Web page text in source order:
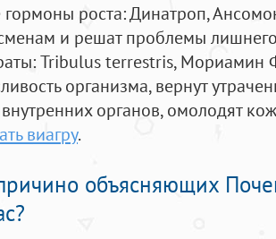
гормоны роста: Динатроп,
и решат проблемы
Tribulus terrestris, Мориамин
организма, вернут
органов, омолодят
виагру.
объясняющих